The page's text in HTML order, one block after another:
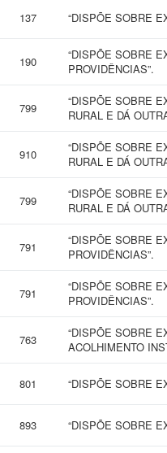
137 “DISPÕE SOBRE
190
“DISPÕE SOBRE
PROVIDÊNCIAS”.
799
“DISPÕE SOBRE
RURAL E DÁ
910
“DISPÕE SOBRE
RURAL E DÁ
799
“DISPÕE SOBRE
RURAL E DÁ
791
“DISPÕE SOBRE
PROVIDÊNCIAS”.
791
“DISPÕE SOBRE
PROVIDÊNCIAS”.
763
“DISPÕE SOBRE
ACOLHIMENTO
801 “DISPÕE SOBRE
893 “DISPÕE SOBRE